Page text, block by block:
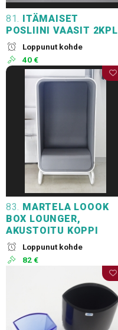
81. ITÄMAISET
POSLIINI VAASIT 2KPL
Loppunut kohde
40 €
83.
MARTELA LOOOK
BOX LOUNGER,
AKUSTOITU KOPPI
Loppunut kohde
82 €